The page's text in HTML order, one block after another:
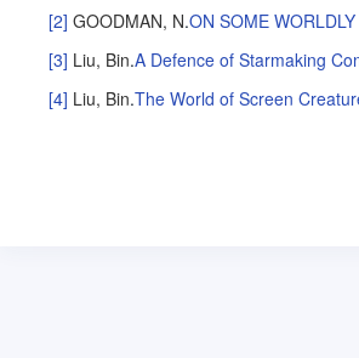
[2] GOODMAN, N.ON SOME
[3] Liu, Bin.A Defence of Starmaking
[4] Liu, Bin.The World of Screen